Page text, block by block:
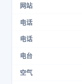
网站
电话
电话
电台
空气